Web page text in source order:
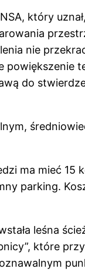
który
nie
powiększenie
do
ma mieć 15
parking.
leśna
które